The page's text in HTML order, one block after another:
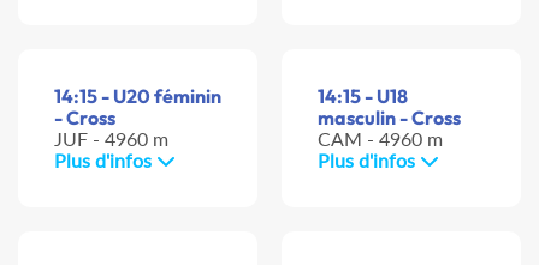
14:15 - U20 féminin
- Cross
JUF - 4960 m
Plus d'infos
14:15 - U18
masculin - Cross
CAM - 4960 m
Plus d'infos